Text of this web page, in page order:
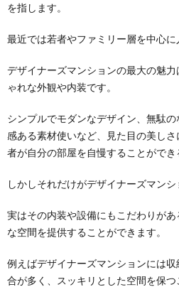
を指します。
最近では若者やファミリー層を中心に
デザイナーズマンションの最大の魅
ゃれな外観や内装です。
シンプルでモダンなデザイン、無駄
感ある素材使いなど、見た目の美し
者が自分の部屋を自慢することができ
しかしそれだけがデザイナーズマンシ
実はその内装や設備にもこだわりが
な空間を提供することができます。
例えばデザイナーズマンションには
合が多く、スッキリとした空間を保つ